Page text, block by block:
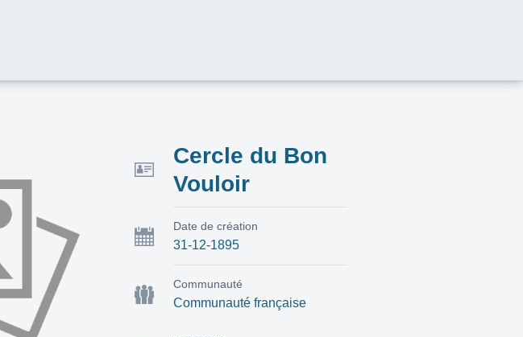
Cercle du Bon
Vouloir
31-12-1895
Date de création
Communauté française
Communauté